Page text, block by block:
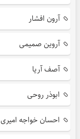
آرون افشار
آروین صمیمی
آصف آریا
ابوذر روحی
احسان خواجه امیری